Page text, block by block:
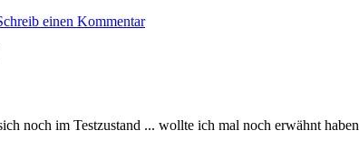
einen Kommentar
noch im Testzustand ... wollte ich mal noch erwähnt haben